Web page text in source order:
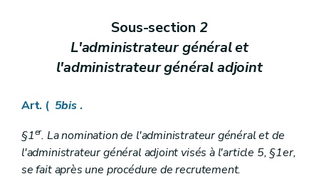
Sous-section 2
L'administrateur général et
l'administrateur général adjoint
Art. ( 5bis.
§1er. La nomination de l'administrateur général et de
l'administrateur général adjoint visés à l'article 5, §1er,
se fait après une procédure de recrutement.